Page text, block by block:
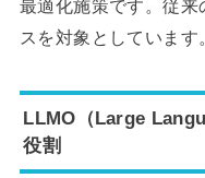
最適化施策です。従
スを対象としています
LLMO（Large
役割